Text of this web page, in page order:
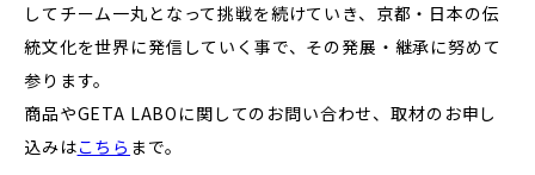
してチーム一丸となって挑戦を続けていき、京都・日本の伝
統文化を世界に発信していく事で、その発展・継承に努めて
参ります。
商品やGETA LABOに関してのお問い合わせ、取材のお申し
込みはこちら まで。